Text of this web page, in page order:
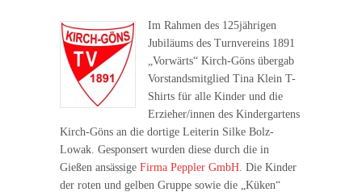
Im Rahmen des 125jährigen
Jubiläums des Turnvereins 1891
„Vorwärts“ Kirch-Göns übergab
Vorstandsmitglied Tina Klein T-
Shirts für alle Kinder und die
Erzieher/innen des Kindergartens
Kirch-Göns an die dortige Leiterin Silke Bolz-
Lowak. Gesponsert wurden diese durch die in
Gießen ansässige Firma Peppler GmbH . Die Kinder
der roten und gelben Gruppe sowie die „Küken“